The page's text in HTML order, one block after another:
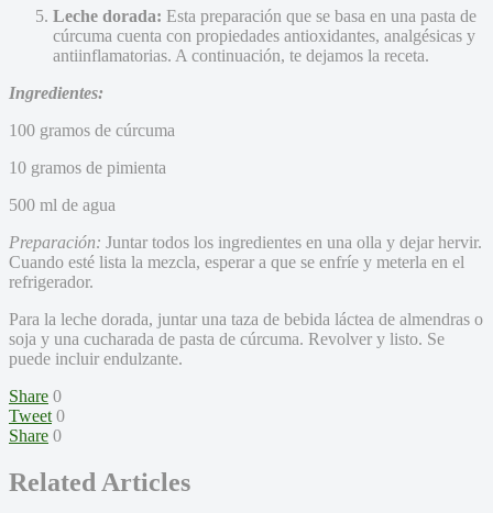
Leche dorada: Esta preparación que se basa en una pasta de
cúrcuma cuenta con propiedades antioxidantes, analgésicas y
antiinflamatorias. A continuación, te dejamos la receta.
Ingredientes:
100 gramos de cúrcuma
10 gramos de pimienta
500 ml de agua
Preparación: Juntar todos los ingredientes en una olla y dejar hervir.
Cuando esté lista la mezcla, esperar a que se enfríe y meterla en el
refrigerador.
Para la leche dorada, juntar una taza de bebida láctea de almendras o
soja y una cucharada de pasta de cúrcuma. Revolver y listo. Se
puede incluir endulzante.
Share 0
Tweet 0
Share 0
Related Articles